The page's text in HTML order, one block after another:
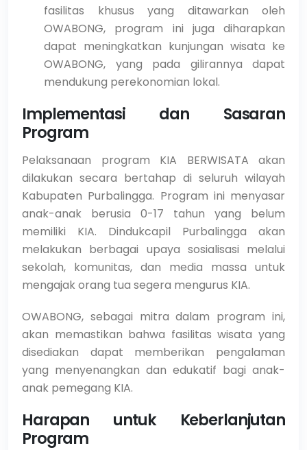
fasilitas khusus yang ditawarkan oleh
OWABONG, program ini juga diharapkan
dapat meningkatkan kunjungan wisata ke
OWABONG, yang pada gilirannya dapat
mendukung perekonomian lokal.
Implementasi dan Sasaran
Program
Pelaksanaan program KIA BERWISATA akan
dilakukan secara bertahap di seluruh wilayah
Kabupaten Purbalingga. Program ini menyasar
anak-anak berusia 0-17 tahun yang belum
memiliki KIA. Dindukcapil Purbalingga akan
melakukan berbagai upaya sosialisasi melalui
sekolah, komunitas, dan media massa untuk
mengajak orang tua segera mengurus KIA.
OWABONG, sebagai mitra dalam program ini,
akan memastikan bahwa fasilitas wisata yang
disediakan dapat memberikan pengalaman
yang menyenangkan dan edukatif bagi anak-
anak pemegang KIA.
Harapan untuk Keberlanjutan
Program